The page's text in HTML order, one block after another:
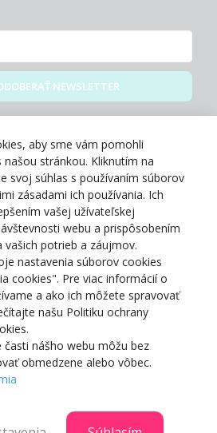
NEWSLETTER
aby sme vám pomohli
stránkou. Kliknutím na
svoj súhlas s používaním súborov
zásadami ich používania. Ich
vašej užívateľskej
webu a prispôsobením
potrieb a záujmov.
nastavenia súborov cookies
cookies". Pre viac informácií o
a ako ich môžete spravovať
našu Politiku ochrany
nášho webu môžu bez
obmedzene alebo vôbec.